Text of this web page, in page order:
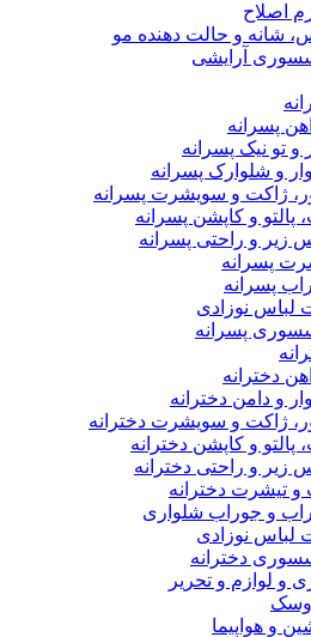
اصلاح
شانه و حالت دهنده مو
آرایشی
پسرانه
و تو نیک پسرانه
و شلوارک پسرانه
ژاکت و سویشرت پسرانه
پالتو و کاپشن پسرانه
زیر و راحتی پسرانه
پسرانه
پسرانه
نوزادی
پسرانه
دخترانه
و دامن دخترانه
ژاکت و سویشرت دخترانه
پالتو و کاپشن دخترانه
زیر و راحتی دخترانه
و تیشرت دخترانه
و جوراب شلواری
نوزادی
دخترانه
و لوازم و تحریر
و هواپیما